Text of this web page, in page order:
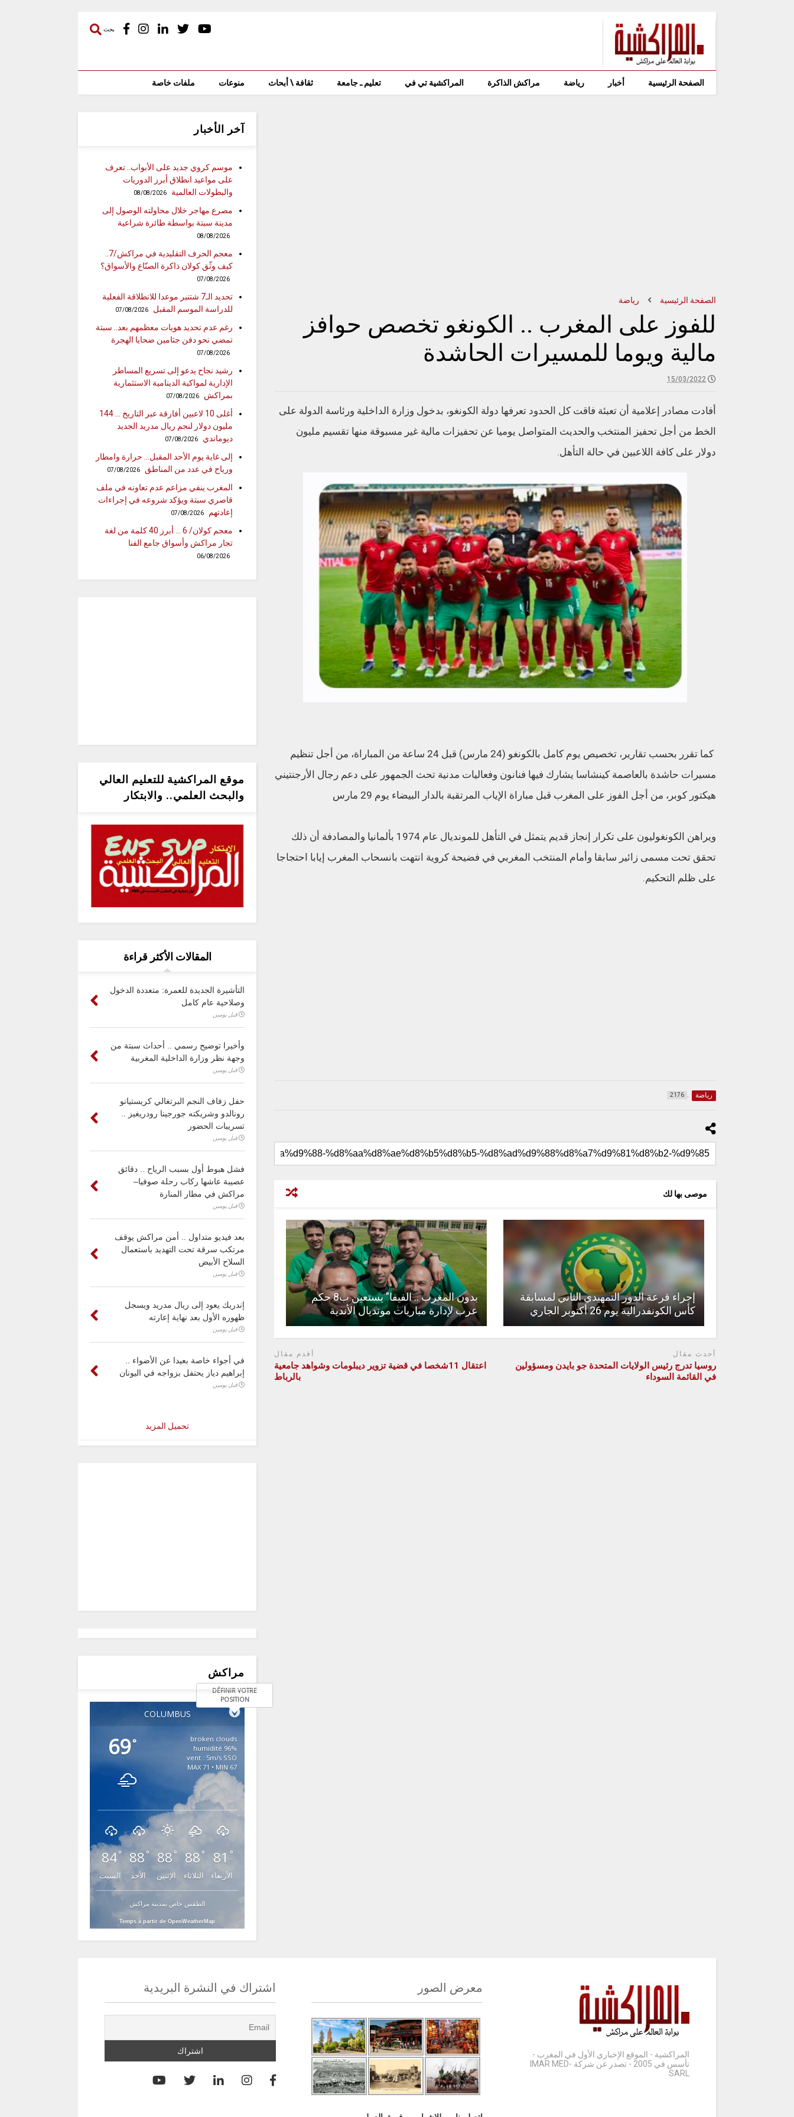
بحث
الصفحة الرئيسية أخبار رياضة مراكش الذاكرة المراكشية تي في تعليم ـ جامعة ثقافة \ أبحاث منوعات ملفات خاصة
الصفحة الرئيسية رياضة
للفوز على المغرب .. الكونغو تخصص حوافز
مالية ويوما للمسيرات الحاشدة
15/03/2022
أفادت مصادر إعلامية أن تعبئة فاقت كل الحدود تعرفها دولة الكونغو، بدخول وزارة الداخلية ورئاسة الدولة على
الخط من أجل تحفيز المنتخب والحديث المتواصل يوميا عن تحفيزات مالية غير مسبوقة منها تقسيم مليون
دولار على كافة اللاعبين في حالة التأهل.
كما تقرر بحسب تقارير، تخصيص يوم كامل بالكونغو (24 مارس) قبل 24 ساعة من المباراة، من أجل تنظيم
مسيرات حاشدة بالعاصمة كينشاسا يشارك فيها فنانون وفعاليات مدنية تحث الجمهور على دعم رجال الأرجنتيني
هيكتور كوبر، من أجل الفوز على المغرب قبل مباراة الإياب المرتقبة بالدار البيضاء يوم 29 مارس
ويراهن الكونغوليون على تكرار إنجاز قديم يتمثل في التأهل للمونديال عام 1974 بألمانيا والمصادفة أن ذلك
تحقق تحت مسمى زائير سابقا وأمام المنتخب المغربي في فضيحة كروية انتهت بانسحاب المغرب إيابا احتجاجا
على ظلم التحكيم.
رياضة 2176
موصى بها لك
إجراء قرعة الدور التمهيدي الثاني لمسابقة
كأس الكونفدرالية يوم 26 أكتوبر الجاري
بدون المغرب .. الفيفا” يستعين ب8 حكم
عرب لإدارة مباريات مونديال الأندية
أحدث مقال
روسيا تدرج رئيس الولايات المتحدة جو بايدن ومسؤولين
في القائمة السوداء
أقدم مقال
اعتقال 11شخصا في قضية تزوير ديبلومات وشواهد جامعية
بالرباط
آخر الأخبار
موسم كروي جديد على الأبواب.. تعرف
على مواعيد انطلاق أبرز الدوريات
والبطولات العالمية
08/08/2026
مصرع مهاجر خلال محاولته الوصول إلى
مدينة سبتة بواسطة طائرة شراعية
08/08/2026
معجم الحرف التقليدية في مراكش/7..
كيف وثّق كولان ذاكرة الصنّاع والأسواق؟
07/08/2026
تحديد الـ7 شتنبر موعدا للانطلاقة الفعلية
للدراسة الموسم المقبل
07/08/2026
رغم عدم تحديد هويات معظمهم بعد.. سبتة
تمضي نحو دفن جثامين ضحايا الهجرة
07/08/2026
رشيد نجاح يدعو إلى تسريع المساطر
الإدارية لمواكبة الدينامية الاستثمارية
بمراكش
07/08/2026
أغلى 10 لاعبين أفارقة عبر التاريخ … 144
مليون دولار لنجم ريال مدريد الجديد
ديوماندي
07/08/2026
إلى غاية يوم الأحد المقبل… حرارة وامطار
ورياح في عدد من المناطق
07/08/2026
المغرب ينفي مزاعم عدم تعاونه في ملف
قاصري سبتة ويؤكد شروعه في إجراءات
إعادتهم
07/08/2026
معجم كولان/ 6 … أبرز 40 كلمة من لغة
تجار مراكش وأسواق جامع الفنا
06/08/2026
موقع المراكشية للتعليم العالي
والبحث العلمي.. والابتكار
المقالات الأكثر قراءة
التأشيرة الجديدة للعمرة: متعددة الدخول
وصلاحية عام كامل
قبل يومين
وأخيرا توضيح رسمي .. أحداث سبتة من
وجهة نظر وزارة الداخلية المغربية
قبل يومين
حفل زفاف النجم البرتغالي كريستيانو
رونالدو وشريكته جورجينا رودريغيز ..
تسريبات الحضور
قبل يومين
فشل هبوط أول بسبب الرياح .. دقائق
عصيبة عاشها ركاب رحلة صوفيا–
مراكش في مطار المنارة
قبل يومين
بعد فيديو متداول .. أمن مراكش يوقف
مرتكب سرقة تحت التهديد باستعمال
السلاح الأبيض
قبل يومين
إندريك يعود إلى ريال مدريد ويسجل
ظهوره الأول بعد نهاية إعارته
قبل يومين
في أجواء خاصة بعيدا عن الأضواء ..
إبراهيم دياز يحتفل بزواجه في اليونان
قبل يومين
تحميل المزيد
مراكش
COLUMBUS
DÉFINIR VOTRE
POSITION
69°
broken clouds
96% humidité
vent : 5m/s SSO
MAX 71 • MIN 67
84°
السبت
88 °
الأحد
88 °
الإثنين
88 °
الثلاثاء
81 °
الأربعاء
الطقس خاص بمدينة مراكش
Temps à partir de OpenWeatherMap
المراكشية - الموقع الإخباري الأول في المغرب -
تأسس في 2005 - تصدر عن شركة IMAR MED-
SARL
معرض الصور اشتراك في النشرة البريدية